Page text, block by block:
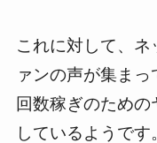
これに対して、
ァンの声が集ま
回数稼ぎのため
しているようです